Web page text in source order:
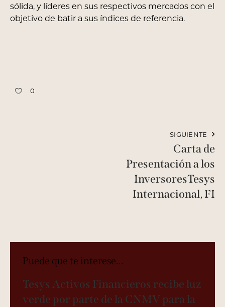
sólida, y líderes en sus respectivos mercados con el
objetivo de batir a sus índices de referencia.
0
SIGUIENTE
Carta de
Presentación a los
InversoresTesys
Internacional, FI
Puede que te interese...
Tesys Activos Financieros recibe luz
verde por parte de la CNMV para la